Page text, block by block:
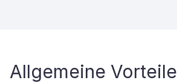
Allgemeine Vorteile